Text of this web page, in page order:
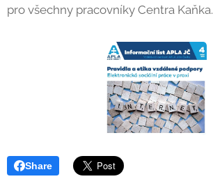
pro všechny pracovníky Centra Kaňka.
Share